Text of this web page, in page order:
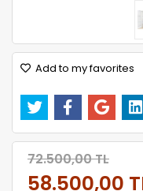
58.500,00 TL